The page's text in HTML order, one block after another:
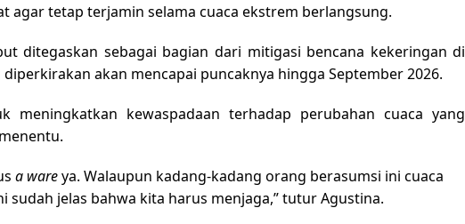
agar tetap terjamin selama cuaca ekstrem berlangsung.
ditegaskan sebagai bagian dari mitigasi bencana kekeringan di
diperkirakan akan mencapai puncaknya hingga September 2026.
meningkatkan kewaspadaan terhadap perubahan cuaca yang
a wareya. Walaupun kadang-kadang orang berasumsi ini cuaca
sudah jelas bahwa kita harus menjaga,” tutur Agustina.